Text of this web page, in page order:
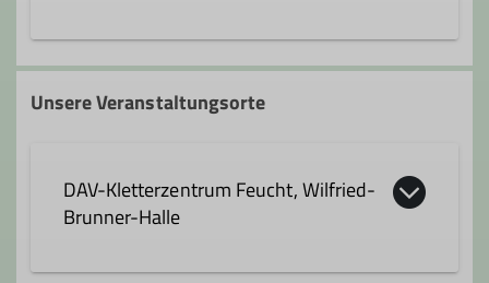
andreas.gerl@dav-feucht.de
Trainer*in C Sportklettern Breitensport
Unsere Veranstaltungsorte
DAV-Kletterzentrum Feucht, Wilfried-
Brunner-Halle